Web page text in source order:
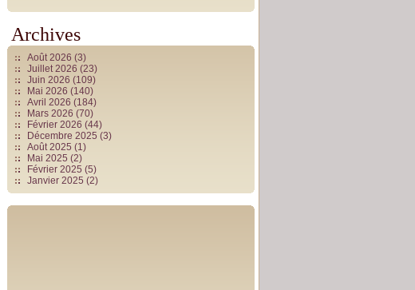
Archives
Août 2026 (3)
Juillet 2026 (23)
Juin 2026 (109)
Mai 2026 (140)
Avril 2026 (184)
Mars 2026 (70)
Février 2026 (44)
Décembre 2025 (3)
Août 2025 (1)
Mai 2025 (2)
Février 2025 (5)
Janvier 2025 (2)